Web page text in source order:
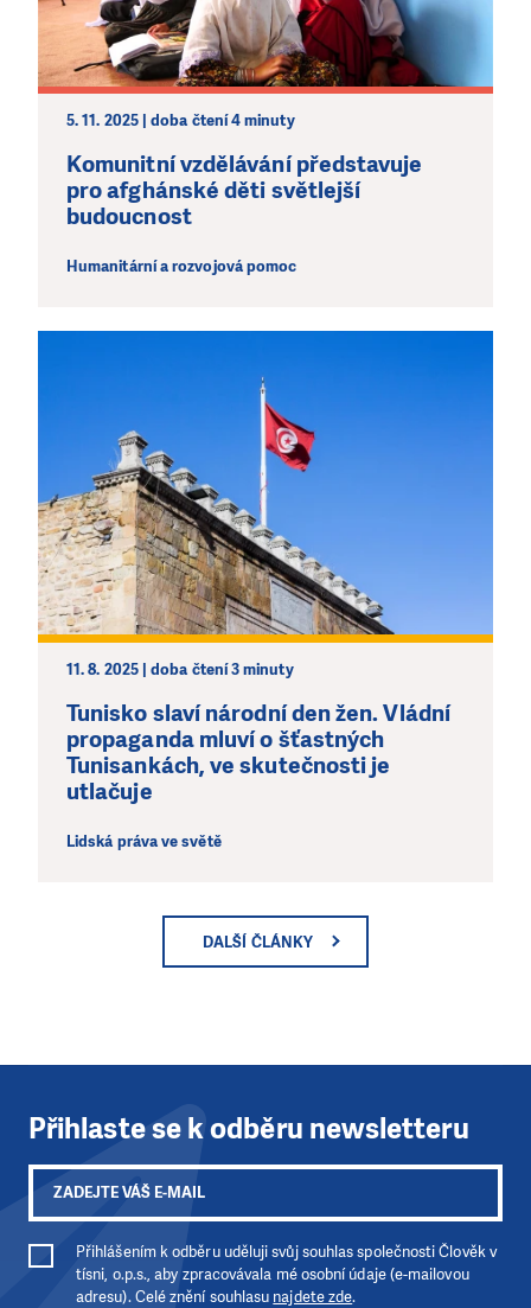
5. 11. 2025 | doba čtení 4 minuty
Komunitní vzdělávání představuje
pro afghánské děti světlejší
budoucnost
Humanitární a rozvojová pomoc
11. 8. 2025 | doba čtení 3 minuty
Tunisko slaví národní den žen. Vládní
propaganda mluví o šťastných
Tunisankách, ve skutečnosti je
utlačuje
Lidská práva ve světě
DALŠÍ ČLÁNKY
Abychom mohli pomáhat smysluplně, neobejdeme se
bez Vaší podpory. Ať už se nám rozhodnete pomoci
jedním darem nebo se stanete pravidelným dárcem
Klubu přátel, Vaše dary nám umožní pomoci vždy tam,
kde je to nejvíce potřeba.
DAROVAT DAROVAT PRAVIDELNĚ
Přihlaste se k odběru newsletteru
Přihlášením k odběru uděluji svůj souhlas společnosti Člověk v
tísni, o.p.s., aby zpracovávala mé osobní údaje (e-mailovou
adresu). Celé znění souhlasu najdete zde.